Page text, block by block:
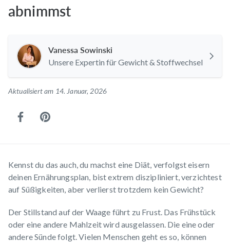
abnimmst
Vanessa Sowinski
Unsere Expertin für Gewicht & Stoffwechsel
Aktualisiert am 14. Januar, 2026
Kennst du das auch, du machst eine Diät, verfolgst eisern
deinen Ernährungsplan, bist extrem diszipliniert, verzichtest
auf Süßigkeiten, aber verlierst trotzdem kein Gewicht?
Der Stillstand auf der Waage führt zu Frust. Das Frühstück
oder eine andere Mahlzeit wird ausgelassen. Die eine oder
andere Sünde folgt. Vielen Menschen geht es so, können